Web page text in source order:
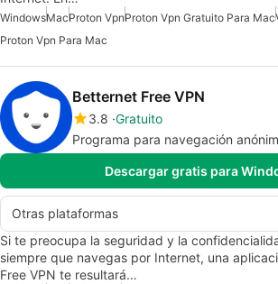
WindowsMacProton VpnProton Vpn Gratuito Para Mac
Proton Vpn Para Mac
Betternet Free VPN
3.8 Gratuito
Programa para navegación
Descargar gratis para
Otras plataformas
Si te preocupa la seguridad y la
siempre que navegas por Internet, una
Free VPN te resultará…